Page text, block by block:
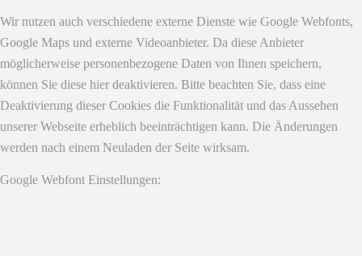
Wir nutzen auch verschiedene externe Dienste wie Google Webfonts,
Google Maps und externe Videoanbieter. Da diese Anbieter
möglicherweise personenbezogene Daten von Ihnen speichern,
können Sie diese hier deaktivieren. Bitte beachten Sie, dass eine
Deaktivierung dieser Cookies die Funktionalität und das Aussehen
unserer Webseite erheblich beeinträchtigen kann. Die Änderungen
werden nach einem Neuladen der Seite wirksam.
Google Webfont Einstellungen: